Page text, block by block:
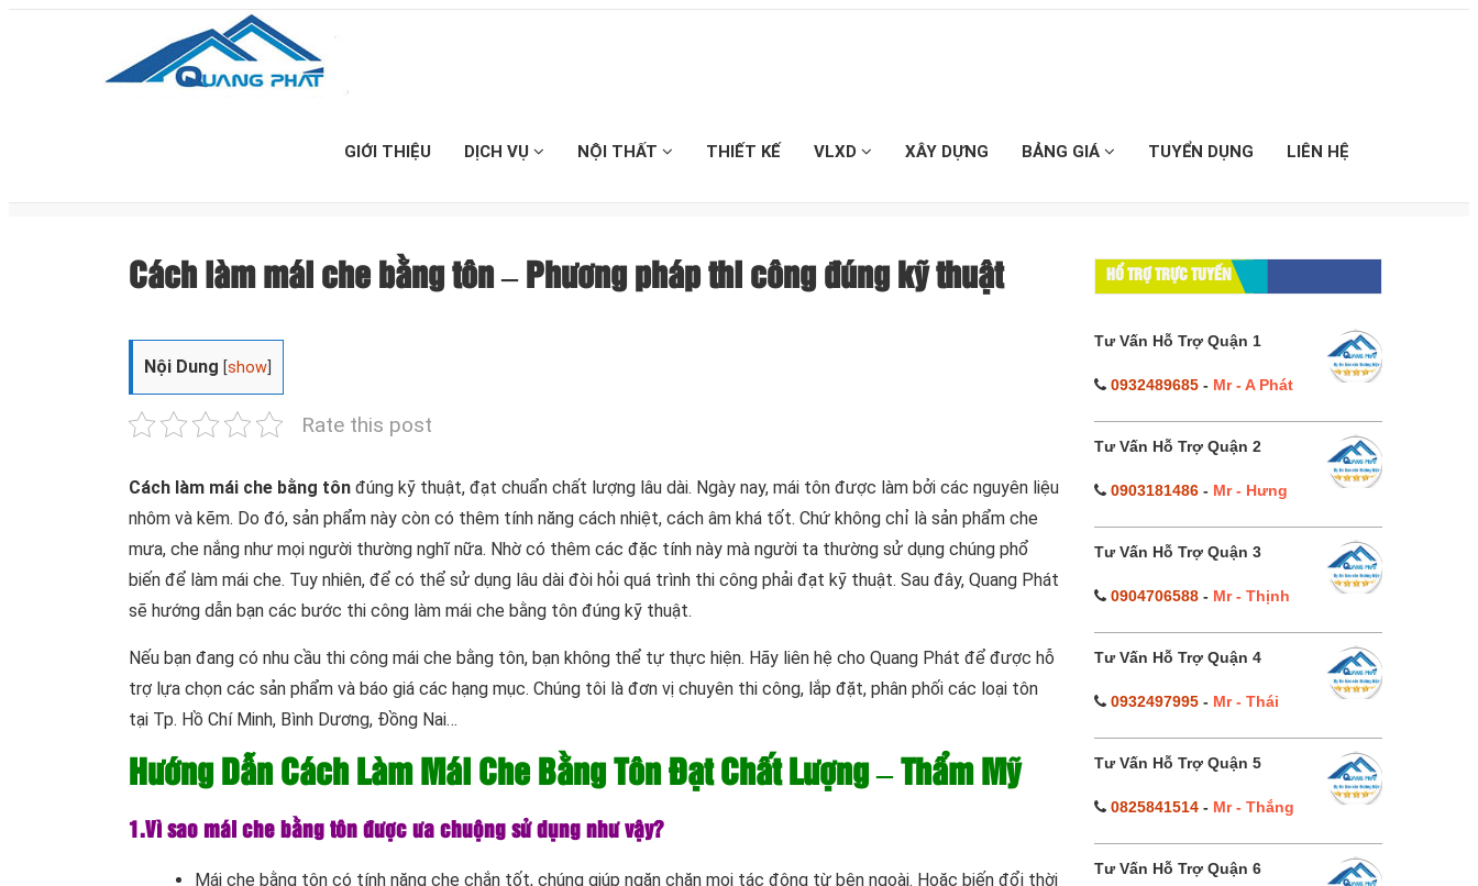
GIỚI THIỆU DỊCH VỤ NỘI THẤT THIẾT KẾ VLXD XÂY DỰNG BẢNG GIÁ TUYỂN DỤNG LIÊN HỆ
Cách làm mái che bằng tôn – Phương pháp thi công đúng kỹ thuật
Nội Dung [show
Rate this post
Cách làm mái che bằng tôn đúng kỹ thuật, đạt chuẩn chất lượng lâu dài. Ngày nay, mái tôn được làm bởi các nguyên liệu
nhôm và kẽm. Do đó, sản phẩm này còn có thêm tính năng cách nhiệt, cách âm khá tốt. Chứ không chỉ là sản phẩm che
mưa, che nắng như mọi người thường nghĩ nữa. Nhờ có thêm các đặc tính này mà người ta thường sử dụng chúng phổ
biến để làm mái che. Tuy nhiên, để có thể sử dụng lâu dài đòi hỏi quá trình thi công phải đạt kỹ thuật. Sau đây, Quang Phát
sẽ hướng dẫn bạn các bước thi công làm mái che bằng tôn đúng kỹ thuật.
Nếu bạn đang có nhu cầu thi công mái che bằng tôn, bạn không thể tự thực hiện. Hãy liên hệ cho Quang Phát để được hỗ
trợ lựa chọn các sản phẩm và báo giá các hạng mục. Chúng tôi là đơn vị chuyên thi công, lắp đặt, phân phối các loại tôn
tại Tp. Hồ Chí Minh, Bình Dương, Đồng Nai…
Hướng Dẫn Cách Làm Mái Che Bằng Tôn Đạt Chất Lượng – Thẩm Mỹ
1.Vì sao mái che bằng tôn được ưa chuộng sử dụng như vậy?
Mái che bằng tôn có tính năng che chắn tốt, chúng giúp ngăn chặn mọi tác động từ bên ngoài. Hoặc biến đổi thời
HỔ TRỢ TRỰC TUYẾN
Tư Vấn Hỗ Trợ Quận 1
0932489685- Mr - A Phát
Tư Vấn Hỗ Trợ Quận 2
0903181486- Mr - Hưng
Tư Vấn Hỗ Trợ Quận 3
0904706588- Mr - Thịnh
Tư Vấn Hỗ Trợ Quận 4
0932497995- Mr - Thái
Tư Vấn Hỗ Trợ Quận 5
0825841514- Mr - Thắng
Tư Vấn Hỗ Trợ Quận 6